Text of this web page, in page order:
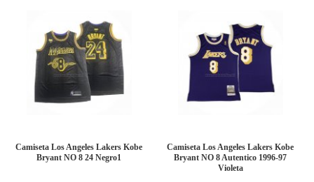
Camiseta Los Angeles Lakers Kobe
Bryant NO 8 24 Negro1
Camiseta Los Angeles Lakers Kobe
Bryant NO 8 Autentico 1996-97
Violeta